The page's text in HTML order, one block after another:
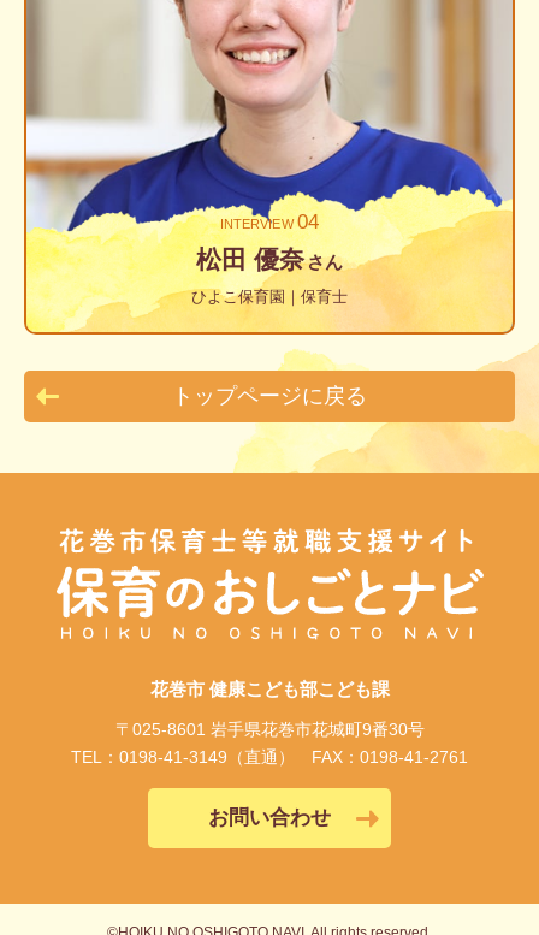
INTERVIEW 04
松田 優奈さん
ひよこ保育園｜保育士
トップページに戻る
花巻市 健康こども部こども課
〒025-8601 岩手県花巻市花城町9番30号
TEL：0198-41-3149（直通）
FAX：0198-41-2761
お問い合わせ